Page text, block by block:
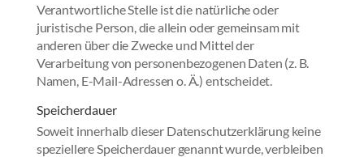
Verantwortliche Stelle ist die natürliche oder
juristische Person, die allein oder gemeinsam mit
anderen über die Zwecke und Mittel der
Verarbeitung von personenbezogenen Daten (z. B.
Namen, E-Mail-Adressen o. Ä.) entscheidet.
Speicherdauer
Soweit innerhalb dieser Datenschutzerklärung keine
speziellere Speicherdauer genannt wurde, verbleiben